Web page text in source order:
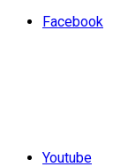
Facebook
Youtube